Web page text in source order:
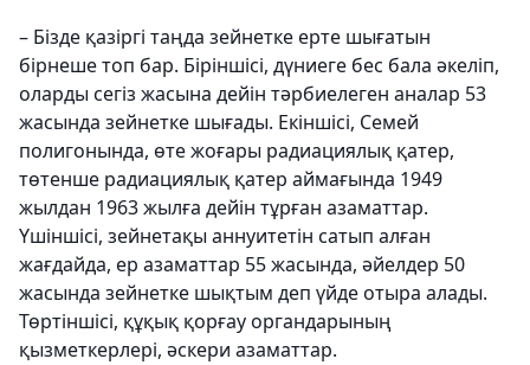
– Бізде қазіргі таңда зейнетке ерте шығатын
бірнеше топ бар. Біріншісі, дүниеге бес бала әкеліп,
оларды сегіз жасына дейін тәрбиелеген аналар 53
жасында зейнетке шығады. Екіншісі, Семей
полигонында, өте жоғары радиациялық қатер,
төтенше радиациялық қатер аймағында 1949
жылдан 1963 жылға дейін тұрған азаматтар.
Үшіншісі, зейнетақы аннуитетін сатып алған
жағдайда, ер азаматтар 55 жасында, әйелдер 50
жасында зейнетке шықтым деп үйде отыра алады.
Төртіншісі, құқық қорғау органдарының
қызметкерлері, әскери азаматтар.